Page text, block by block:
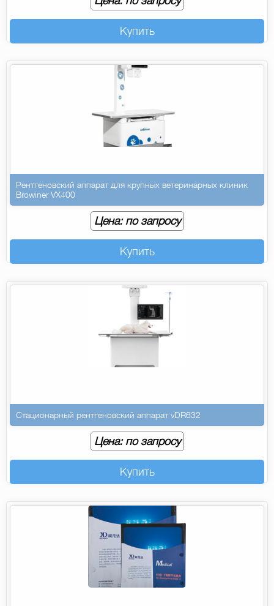
Купить
Рентгеновский аппарат для крупных ветеринарных клиник
Browiner VX400
Цена: по запросу
Купить
Стационарный рентгеновский аппарат vDR632
Цена: по запросу
Купить